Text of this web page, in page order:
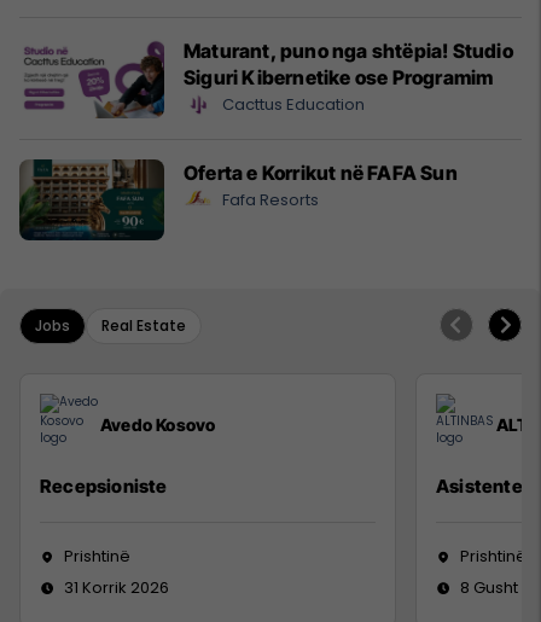
Maturant, puno nga shtëpia! Studio
Siguri Kibernetike ose Programim
Cacttus Education
Oferta e Korrikut në FAFA Sun
Fafa Resorts
Jobs Real Estate
Avedo Kosovo
Recepsioniste
Prishtinë
31 Korrik 2026
Asistente
Prishtinë
8 Gusht